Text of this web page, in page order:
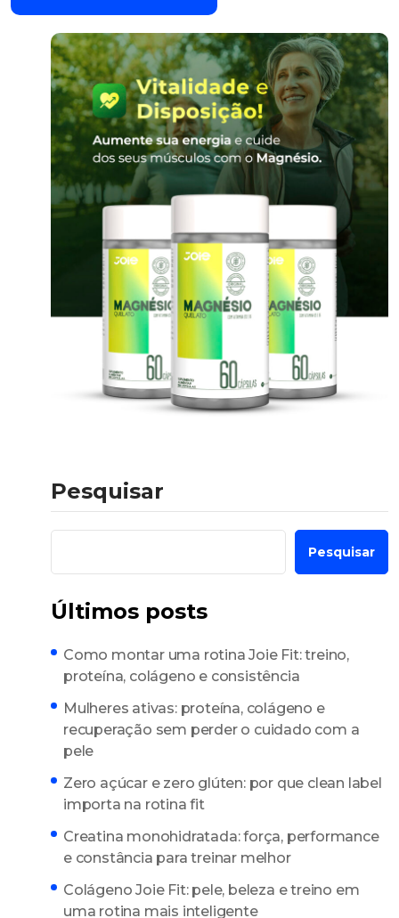
Pesquisar
Pesquisar
Últimos posts
Como montar uma rotina Joie Fit: treino,
proteína, colágeno e consistência
Mulheres ativas: proteína, colágeno e
recuperação sem perder o cuidado com a
pele
Zero açúcar e zero glúten: por que clean label
importa na rotina fit
Creatina monohidratada: força, performance
e constância para treinar melhor
Colágeno Joie Fit: pele, beleza e treino em
uma rotina mais inteligente